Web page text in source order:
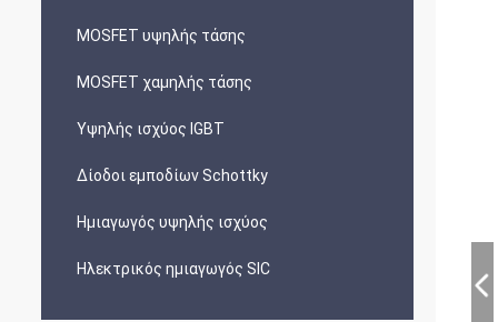
MOSFET υψηλής τάσης
MOSFET χαμηλής τάσης
Υψηλής ισχύος IGBT
Δίοδοι εμποδίων Schottky
Ημιαγωγός υψηλής ισχύος
Ηλεκτρικός ημιαγωγός SIC